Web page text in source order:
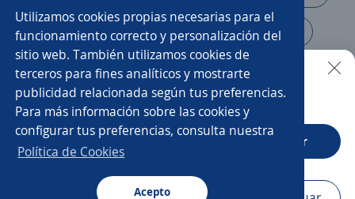
Estibador/a Supervisor/a de obra Operador/a
Ingeniero manufactura Construcción
Líder de proyecto Residente de obra
Prevencionista de riesgos
Chófer Asistente/a de proyectos
Buscar es más fácil en la app
CT App Abrir
Utilizamos cookies propias necesarias para el
funcionamiento correcto y personalización del
sitio web. También utilizamos cookies de
terceros para fines analíticos y mostrarte
publicidad relacionada según tus preferencias.
Para más información sobre las cookies y
configurar tus preferencias, consulta nuestra
Política de Cookies
Acepto